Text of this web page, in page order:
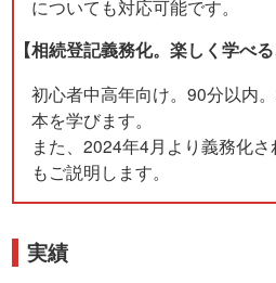
についても対応可能です。
【相続登記義務化。楽しく学べ
初心者中高年向け。90分以内
本を学びます。
また、2024年4月より義務化
もご説明します。
実績